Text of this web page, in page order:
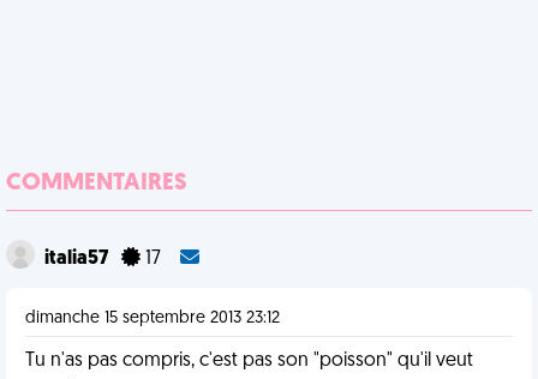
COMMENTAIRES
italia57 17
dimanche 15 septembre 2013 23:12
Tu n'as pas compris, c'est pas son "poisson" qu'il veut